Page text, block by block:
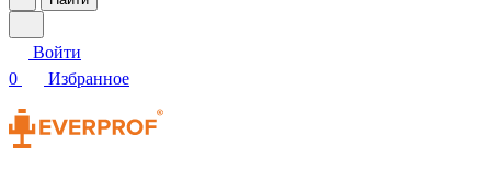
Войти
0
Избранное